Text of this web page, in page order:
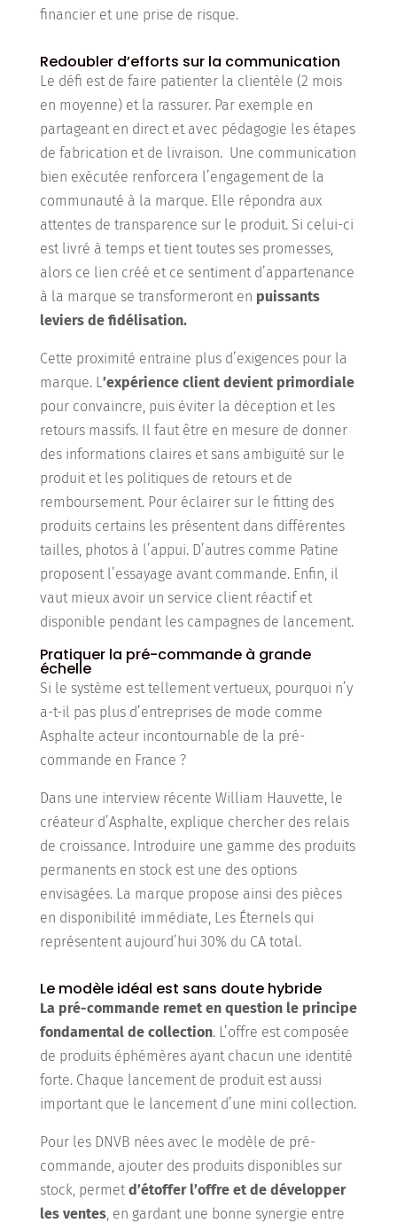
financier et une prise de risque.
Redoubler d’efforts sur la communication
Le défi est de faire patienter la clientèle (2 mois
en moyenne) et la rassurer. Par exemple en
partageant en direct et avec pédagogie les étapes
de fabrication et de livraison. Une communication
bien exécutée renforcera l’engagement de la
communauté à la marque. Elle répondra aux
attentes de transparence sur le produit. Si celui-ci
est livré à temps et tient toutes ses promesses,
alors ce lien créé et ce sentiment d’appartenance
à la marque se transformeront en puissants
leviers de fidélisation.
Cette proximité entraine plus d’exigences pour la
marque. L’expérience client devient primordiale
pour convaincre, puis éviter la déception et les
retours massifs. Il faut être en mesure de donner
des informations claires et sans ambiguïté sur le
produit et les politiques de retours et de
remboursement. Pour éclairer sur le fitting des
produits certains les présentent dans différentes
tailles, photos à l’appui. D’autres comme Patine
proposent l’essayage avant commande. Enfin, il
vaut mieux avoir un service client réactif et
disponible pendant les campagnes de lancement.
Pratiquer la pré-commande à grande
échelle
Si le système est tellement vertueux, pourquoi n’y
a-t-il pas plus d’entreprises de mode comme
Asphalte acteur incontournable de la pré-
commande en France ?
Dans une interview récente William Hauvette, le
créateur d’Asphalte, explique chercher des relais
de croissance. Introduire une gamme des produits
permanents en stock est une des options
envisagées. La marque propose ainsi des pièces
en disponibilité immédiate, Les Éternels qui
représentent aujourd’hui 30% du CA total.
Le modèle idéal est sans doute hybride
La pré-commande remet en question le principe
fondamental de collection. L’offre est composée
de produits éphémères ayant chacun une identité
forte. Chaque lancement de produit est aussi
important que le lancement d’une mini collection.
Pour les DNVB nées avec le modèle de pré-
commande, ajouter des produits disponibles sur
stock, permetd’étoffer l’offre et de développer
les ventes, en gardant une bonne synergie entre